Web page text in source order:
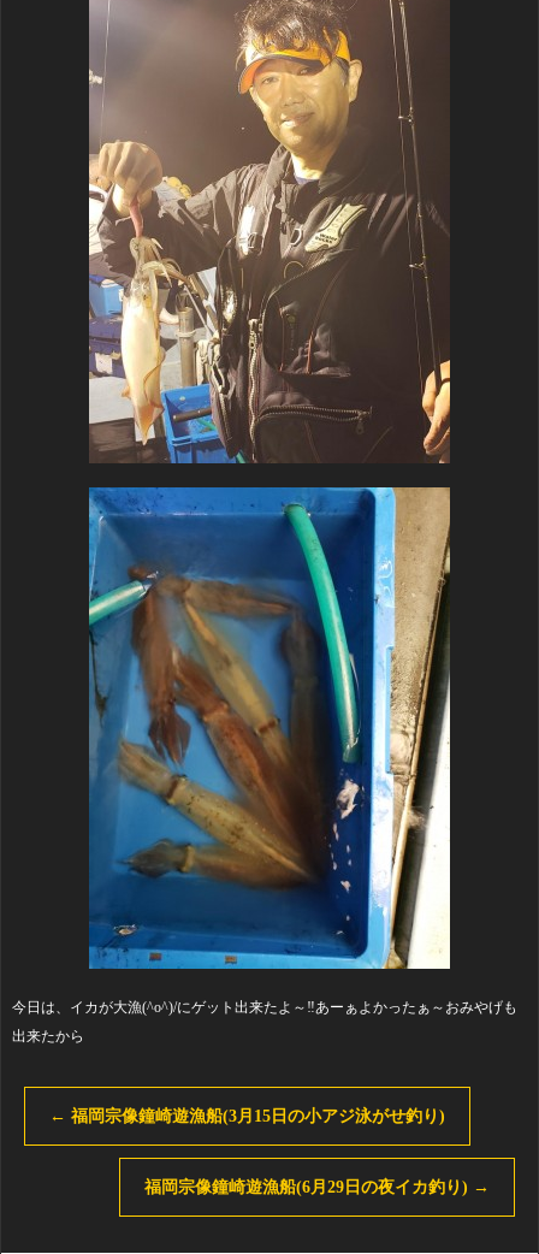
今日は、イカが大漁(^o^)/にゲット出来たよ～‼️あーぁよかったぁ～おみやげも
出来たから
← 福岡宗像鐘崎遊漁船(3月15日の小アジ泳がせ釣り)
福岡宗像鐘崎遊漁船(6月29日の夜イカ釣り) →